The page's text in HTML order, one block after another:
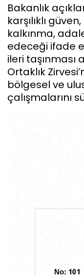
Bakanlık
karşılıklı
kalkınma,
edeceği ifade
ileri taşınması
Ortaklık
bölgesel ve
çalışmalarını